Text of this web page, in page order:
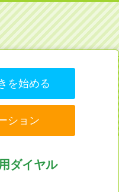
を始める
ション
ダイヤル